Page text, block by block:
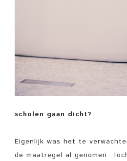
scholen gaan dicht?
Eigenlijk was het te
de maatregel al genomen.